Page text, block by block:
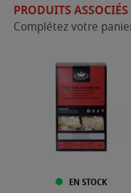
PRODUITS ASSOCIÉS
Complétez votre
EN STOCK